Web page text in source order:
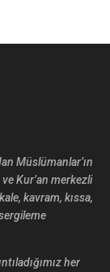
Müslümanlar’ın
Kur’an merkezli
kavram, kıssa,
her